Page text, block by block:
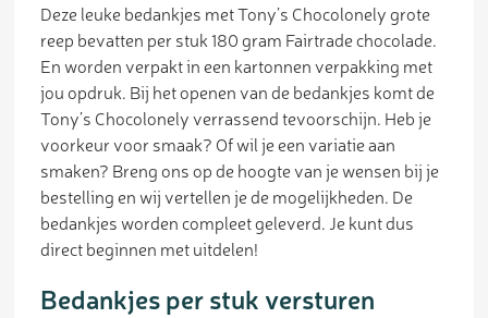
Deze leuke bedankjes met Tony’s Chocolonely grote
reep bevatten per stuk 180 gram Fairtrade chocolade.
En worden verpakt in een kartonnen verpakking met
jou opdruk. Bij het openen van de bedankjes komt de
Tony’s Chocolonely verrassend tevoorschijn. Heb je
voorkeur voor smaak? Of wil je een variatie aan
smaken? Breng ons op de hoogte van je wensen bij je
bestelling en wij vertellen je de mogelijkheden. De
bedankjes worden compleet geleverd. Je kunt dus
direct beginnen met uitdelen!
Bedankjes per stuk versturen